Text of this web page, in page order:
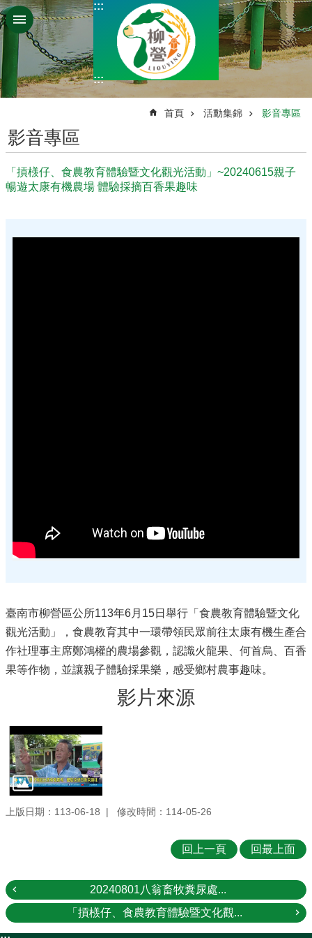
跳到主要內容區塊
:::
:::
首頁 活動集錦 影音專區
影音專區
「摃檨仔、食農教育體驗暨文化觀光活動」~20240615親子
暢遊太康有機農場 體驗採摘百香果趣味
臺南市柳營區公所113年6月15日舉行「食農教育體驗暨文化
觀光活動」，食農教育其中一環帶領民眾前往太康有機生產合
作社理事主席鄭鴻權的農場參觀，認識火龍果、何首烏、百香
果等作物，並讓親子體驗採果樂，感受鄉村農事趣味。
影片來源
上版日期：113-06-18 修改時間：114-05-26
回上一頁 回最上面
20240801八翁畜牧糞尿處...
「摃檨仔、食農教育體驗暨文化觀...